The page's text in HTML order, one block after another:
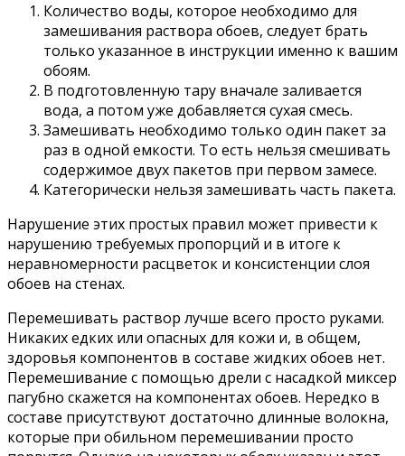
Количество воды, которое необходимо для
замешивания раствора обоев, следует брать
только указанное в инструкции именно к вашим
обоям.
В подготовленную тару вначале заливается
вода, а потом уже добавляется сухая смесь.
Замешивать необходимо только один пакет за
раз в одной емкости. То есть нельзя смешивать
содержимое двух пакетов при первом замесе.
Категорически нельзя замешивать часть пакета.
Нарушение этих простых правил может привести к
нарушению требуемых пропорций и в итоге к
неравномерности расцветок и консистенции слоя
обоев на стенах.
Перемешивать раствор лучше всего просто руками.
Никаких едких или опасных для кожи и, в общем,
здоровья компонентов в составе жидких обоев нет.
Перемешивание с помощью дрели с насадкой миксер
пагубно скажется на компонентах обоев. Нередко в
составе присутствуют достаточно длинные волокна,
которые при обильном перемешивании просто